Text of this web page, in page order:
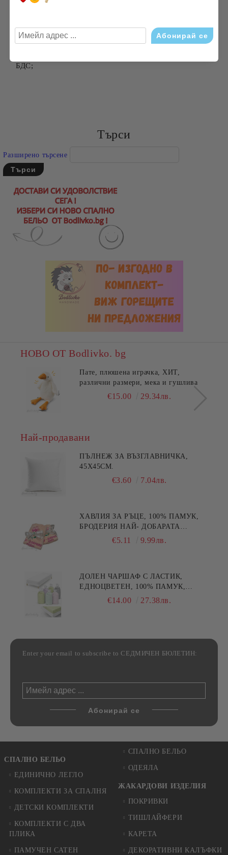
Препоръчителна температура за пране: 30 градуса;
БДС;
Търси
Разширено търсене
НОВО ОТ Bodlivko. bg
Пате, плюшена играчка, ХИТ,
различни размери, мека и гушлива
€15.00 29.34лв.
Най-продавани
ПЪЛНЕЖ ЗА ВЪЗГЛАВНИЧКА,
45X45СМ.
€3.60 7.04лв.
ХАВЛИЯ ЗА РЪЦЕ, 100% ПАМУК,
БРОДЕРИЯ НАЙ- ДОБАРАТА
МАЙКА/БАБА , РАЗМЕР:
€5.11 9.99лв.
ДОЛЕН ЧАРШАФ С ЛАСТИК,
ЕДНОЦВЕТЕН, 100% ПАМУК,
РАЗЛИЧНИ РАЗМЕРИ
€14.00 27.38лв.
Enter your email to subscribe to СЕДМИЧЕН БЮЛЕТИН:
СПАЛНО БЕЛЬО
ЕДИНИЧНО ЛЕГЛО
КОМПЛЕКТИ ЗА СПАЛНЯ
ДЕТСКИ КОМПЛЕКТИ
КОМПЛЕКТИ С ДВА
ПЛИКА
ПАМУЧЕН САТЕН
СПАЛНО БЕЛЬО
ОДЕЯЛА
ЖАКАРДОВИ ИЗДЕЛИЯ
ПОКРИВКИ
ТИШЛАЙФЕРИ
КАРЕТА
ДЕКОРАТИВНИ КАЛЪФКИ